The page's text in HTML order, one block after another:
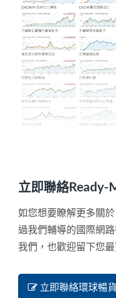
立即聯絡Ready-
如您想要瞭解更多關
過我們輔導的國際網
我們，也歡迎留下您最
立即聯絡環球暢貨